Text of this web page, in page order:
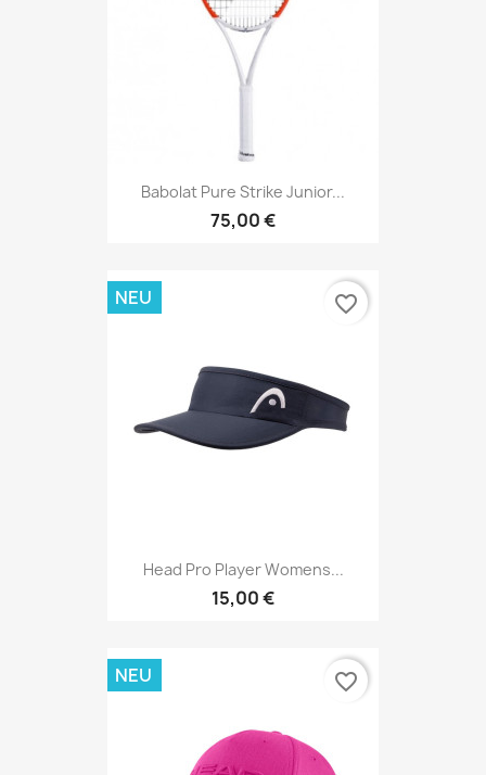
Babolat Pure Strike Junior...
75,00 €
Head Pro Player Womens...
15,00 €
NEU favorite_border
NEU favorite_border